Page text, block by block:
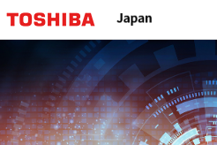
へ
ジ
ャ
ン
プ